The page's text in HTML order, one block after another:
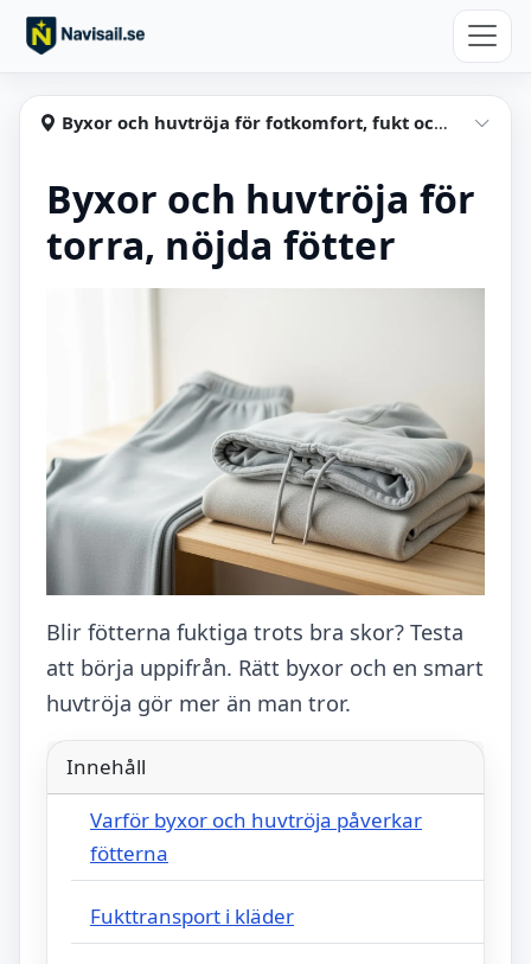
Hoppa till huvudinnehåll
Navisail
Byxor och huvtröja för fotkomfort, fukt och värmebalans
Byxor och huvtröja för
torra, nöjda fötter
Blir fötterna fuktiga trots bra skor? Testa
att börja uppifrån. Rätt byxor och en smart
huvtröja gör mer än man tror.
Innehåll
Varför byxor och huvtröja påverkar
fötterna
Fukttransport i kläder